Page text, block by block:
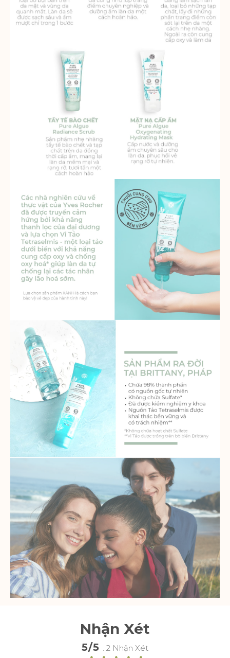
Nhận Xét
5/5 . 2 Nhận Xét
Thông số sản phẩm